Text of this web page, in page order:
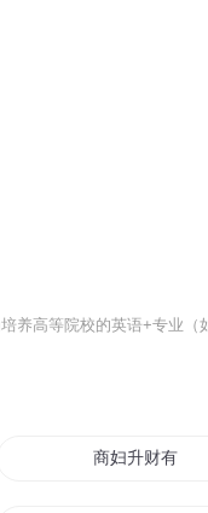
商妇升财有道